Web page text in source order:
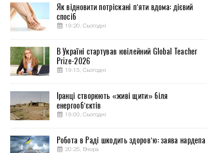
Як відновити потріскані п’яти вдома: дієвий
спосіб
19:20, Сьогодні
В Україні стартував ювілейний Global Teacher
Prize-2026
19:15, Сьогодні
Іранці створюють «живі щити» біля
енергооб’єктів
19:00, Сьогодні
Робота в Раді шкодить здоров’ю: заява нардепа
20:25, Вчора